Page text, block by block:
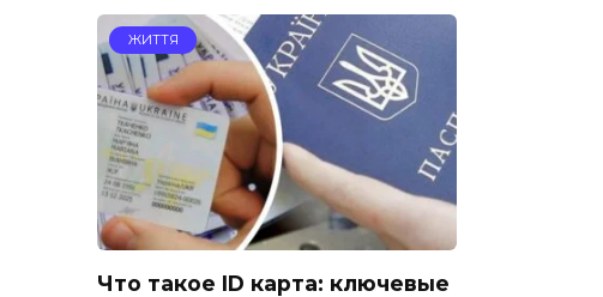
ЖИТТЯ
Что такое ID карта: ключевые